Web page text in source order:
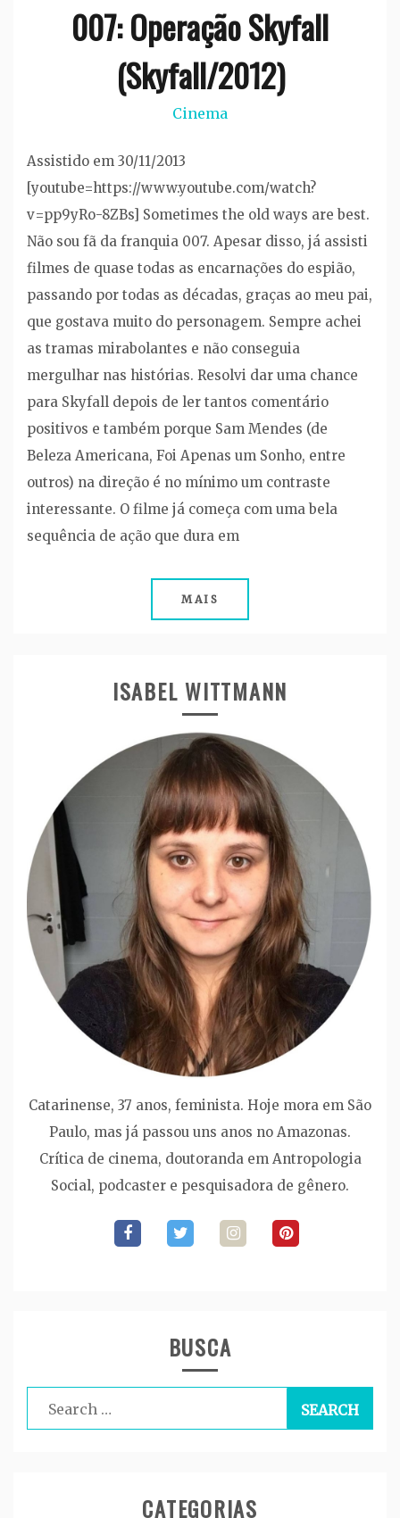
007: Operação Skyfall
(Skyfall/2012)
Cinema
Assistido em 30/11/2013
[youtube=https://www.youtube.com/watch?
v=pp9yRo-8ZBs] Sometimes the old ways are best.
Não sou fã da franquia 007. Apesar disso, já assisti
filmes de quase todas as encarnações do espião,
passando por todas as décadas, graças ao meu pai,
que gostava muito do personagem. Sempre achei
as tramas mirabolantes e não conseguia
mergulhar nas histórias. Resolvi dar uma chance
para Skyfall depois de ler tantos comentário
positivos e também porque Sam Mendes (de
Beleza Americana, Foi Apenas um Sonho, entre
outros) na direção é no mínimo um contraste
interessante. O filme já começa com uma bela
sequência de ação que dura em
MAIS
ISABEL WITTMANN
Catarinense, 37 anos, feminista. Hoje mora em São
Paulo, mas já passou uns anos no Amazonas.
Crítica de cinema, doutoranda em Antropologia
Social, podcaster e pesquisadora de gênero.
BUSCA
for:
CATEGORIAS